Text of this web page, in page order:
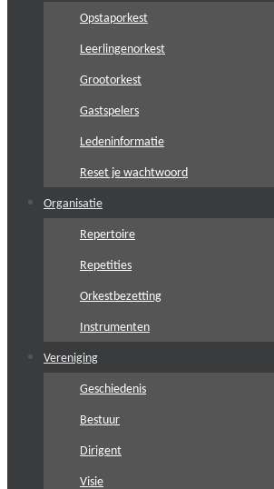
Opstaporkest
Leerlingenorkest
Grootorkest
Gastspelers
Ledeninformatie
Reset je wachtwoord
Organisatie
Repertoire
Repetities
Orkestbezetting
Instrumenten
Vereniging
Geschiedenis
Bestuur
Dirigent
Visie